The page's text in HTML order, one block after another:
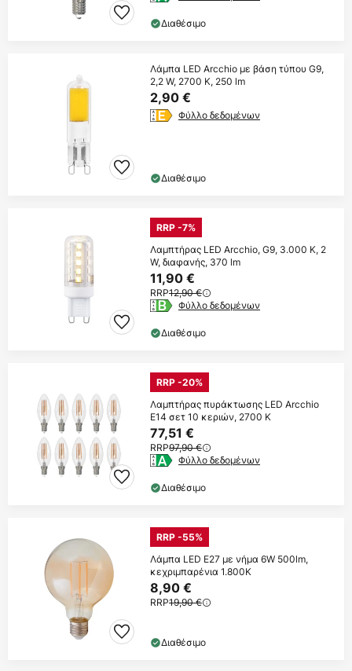
Διαθέσιμο
Λάμπα LED Arcchio με βάση τύπου G9,
2,2 W, 2700 K, 250 lm
2,90 €
Φύλλο δεδομένων
Διαθέσιμο
RRP -7%
Λαμπτήρας LED Arcchio, G9, 3.000 K, 2
W, διαφανής, 370 lm
11,90 €
RRP12,90 €
Φύλλο δεδομένων
Διαθέσιμο
RRP -20%
Λαμπτήρας πυράκτωσης LED Arcchio
E14 σετ 10 κεριών, 2700 K
77,51 €
RRP97,90 €
Φύλλο δεδομένων
Διαθέσιμο
RRP -55%
Λάμπα LED E27 με νήμα 6W 500lm,
κεχριμπαρένια 1.800K
8,90 €
RRP19,90 €
Διαθέσιμο